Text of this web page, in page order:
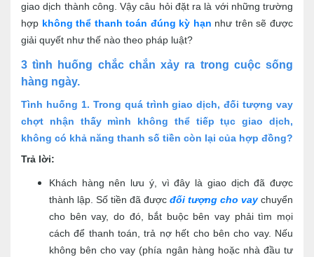
giao dịch thành công. Vậy câu hỏi đặt ra là với những trường
hợp không thể thanh toán đúng kỳ hạn như trên sẽ được
giải quyết như thế nào theo pháp luật?
3 tình huống chắc chắn xảy ra trong cuộc sống
hàng ngày.
Tình huống 1. Trong quá trình giao dịch, đối tượng vay
chợt nhận thấy mình không thể tiếp tục giao dịch,
không có khả năng thanh số tiền còn lại của hợp đồng?
Trả lời:
Khách hàng nên lưu ý, vì đây là giao dịch đã được
thành lập. Số tiền đã được đối tượng cho vay chuyển
cho bên vay, do đó, bắt buộc bên vay phải tìm mọi
cách để thanh toán, trả nợ hết cho bên cho vay. Nếu
không bên cho vay (phía ngân hàng hoặc nhà đầu tư